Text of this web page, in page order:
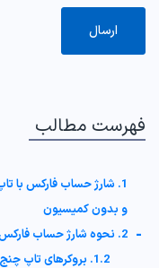
فهرست مطالب
1. شارژ حساب فارکس با
و بدون کمیسیون
2. نحوه شارژ حساب فارکس با تاپ چنج -
1.2. بروکرهای تاپ چنج فارکس